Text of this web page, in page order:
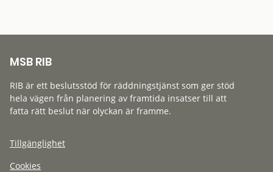
MSB RIB
RIB är ett beslutsstöd för räddningstjänst som ger stöd
hela vägen från planering av framtida insatser till att
fatta rätt beslut när olyckan är framme.
Tillgänglighet
Cookies